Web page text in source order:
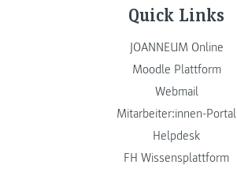
Quick Links
JOANNEUM Online
Moodle Plattform
Webmail
Mitarbeiter:innen-Portal
Helpdesk
FH Wissensplattform